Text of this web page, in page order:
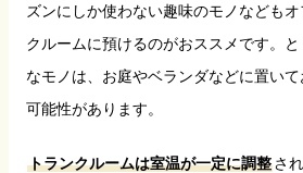
ズンにしか使わない趣味のモノなども
クルームに預けるのがおススメです。
なモノは、お庭やベランダなどに置い
可能性があります。
トランクルームは室温が一定に調整さ